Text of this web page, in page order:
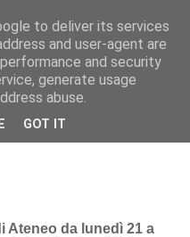
arti per condividere
Ateneo da lunedì 21 a
to deliver its services
and user-agent are
and security
generate usage
abuse.
GOT IT